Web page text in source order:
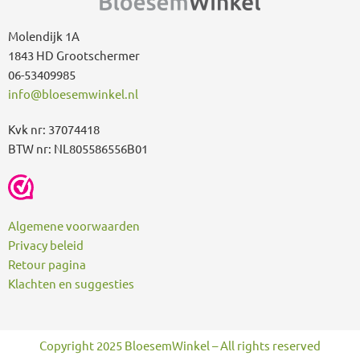
Molendijk 1A
1843 HD Grootschermer
06-53409985
info@bloesemwinkel.nl
Kvk nr: 37074418
BTW nr: NL805586556B01
Algemene voorwaarden
Privacy beleid
Retour pagina
Klachten en suggesties
Copyright 2025 BloesemWinkel – All rights reserved